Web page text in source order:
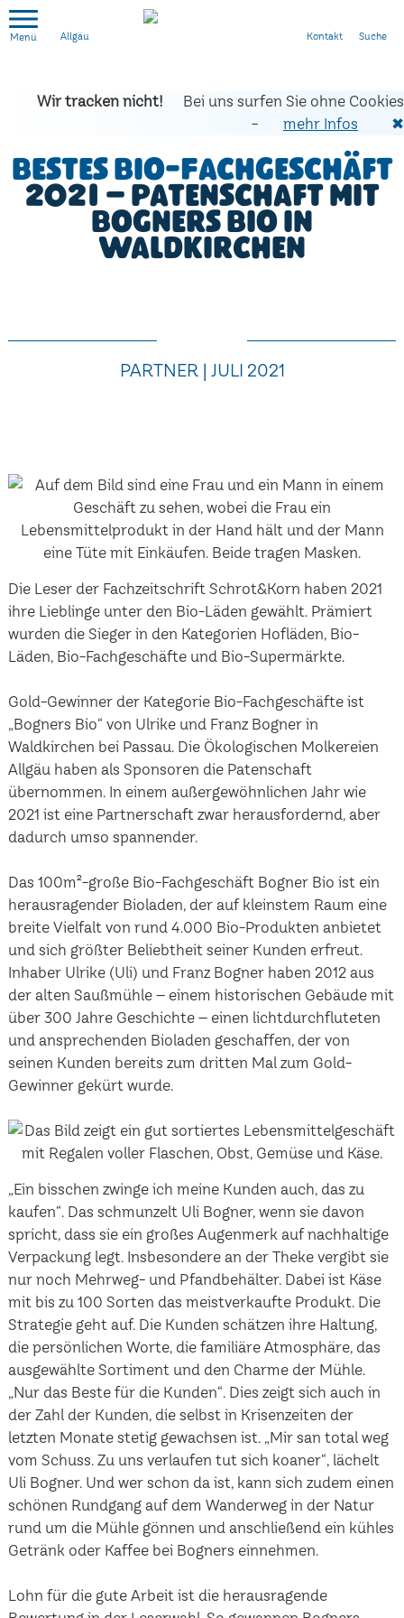
Allgäu
Wir tracken nicht!
Bei uns surfen Sie ohne Cookies
-
mehr Infos ✖
Bestes Bio-Fachgeschäft
2021 – Patenschaft mit
Bogners Bio in
Waldkirchen
PARTNER | JULI 2021
Die Leser der Fachzeitschrift Schrot&Korn haben 2021
ihre Lieblinge unter den Bio-Läden gewählt. Prämiert
wurden die Sieger in den Kategorien Hofläden, Bio-
Läden, Bio-Fachgeschäfte und Bio-Supermärkte.
Gold-Gewinner der Kategorie Bio-Fachgeschäfte ist
„Bogners Bio“ von Ulrike und Franz Bogner in
Waldkirchen bei Passau. Die Ökologischen Molkereien
Allgäu haben als Sponsoren die Patenschaft
übernommen. In einem außergewöhnlichen Jahr wie
2021 ist eine Partnerschaft zwar herausfordernd, aber
dadurch umso spannender.
Das 100m²-große Bio-Fachgeschäft Bogner Bio ist ein
herausragender Bioladen, der auf kleinstem Raum eine
breite Vielfalt von rund 4.000 Bio-Produkten anbietet
und sich größter Beliebtheit seiner Kunden erfreut.
Inhaber Ulrike (Uli) und Franz Bogner haben 2012 aus
der alten Saußmühle – einem historischen Gebäude mit
über 300 Jahre Geschichte – einen lichtdurchfluteten
und ansprechenden Bioladen geschaffen, der von
seinen Kunden bereits zum dritten Mal zum Gold-
Gewinner gekürt wurde.
„Ein bisschen zwinge ich meine Kunden auch, das zu
kaufen“. Das schmunzelt Uli Bogner, wenn sie davon
spricht, dass sie ein großes Augenmerk auf nachhaltige
Verpackung legt. Insbesondere an der Theke vergibt sie
nur noch Mehrweg- und Pfandbehälter. Dabei ist Käse
mit bis zu 100 Sorten das meistverkaufte Produkt. Die
Strategie geht auf. Die Kunden schätzen ihre Haltung,
die persönlichen Worte, die familiäre Atmosphäre, das
ausgewählte Sortiment und den Charme der Mühle.
„Nur das Beste für die Kunden“. Dies zeigt sich auch in
der Zahl der Kunden, die selbst in Krisenzeiten der
letzten Monate stetig gewachsen ist. „Mir san total weg
vom Schuss. Zu uns verlaufen tut sich koaner“, lächelt
Uli Bogner. Und wer schon da ist, kann sich zudem einen
schönen Rundgang auf dem Wanderweg in der Natur
rund um die Mühle gönnen und anschließend ein kühles
Getränk oder Kaffee bei Bogners einnehmen.
Lohn für die gute Arbeit ist die herausragende